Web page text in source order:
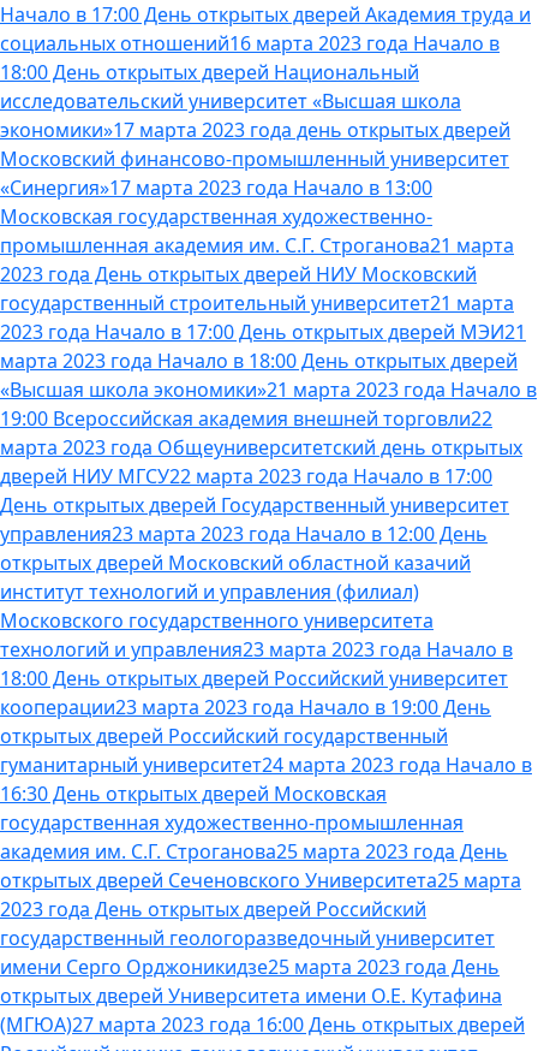
Начало в 17:00 День открытых дверей Академия труда и
социальных отношений16 марта 2023 года Начало в
18:00 День открытых дверей Национальный
исследовательский университет «Высшая школа
экономики»17 марта 2023 года день открытых дверей
Московский финансово-промышленный университет
«Синергия»17 марта 2023 года Начало в 13:00
Московская государственная художественно-
промышленная академия им. С.Г. Строганова21 марта
2023 года День открытых дверей НИУ Московский
государственный строительный университет21 марта
2023 года Начало в 17:00 День открытых дверей МЭИ21
марта 2023 года Начало в 18:00 День открытых дверей
«Высшая школа экономики»21 марта 2023 года Начало в
19:00 Всероссийская академия внешней торговли22
марта 2023 года Общеуниверситетский день открытых
дверей НИУ МГСУ22 марта 2023 года Начало в 17:00
День открытых дверей Государственный университет
управления23 марта 2023 года Начало в 12:00 День
открытых дверей Московский областной казачий
институт технологий и управления (филиал)
Московского государственного университета
технологий и управления23 марта 2023 года Начало в
18:00 День открытых дверей Российский университет
кооперации23 марта 2023 года Начало в 19:00 День
открытых дверей Российский государственный
гуманитарный университет24 марта 2023 года Начало в
16:30 День открытых дверей Московская
государственная художественно-промышленная
академия им. С.Г. Строганова25 марта 2023 года День
открытых дверей Сеченовского Университета25 марта
2023 года День открытых дверей Российский
государственный геологоразведочный университет
имени Серго Орджоникидзе25 марта 2023 года День
открытых дверей Университета имени О.Е. Кутафина
(МГЮА)27 марта 2023 года 16:00 День открытых дверей